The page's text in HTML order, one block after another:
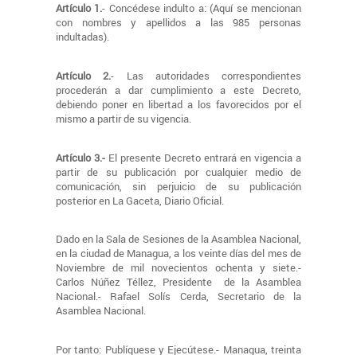
Artículo 1.- Concédese indulto a: (Aquí se mencionan
con nombres y apellidos a las 985 personas
indultadas).
Artículo 2.- Las autoridades correspondientes
procederán a dar cumplimiento a este Decreto,
debiendo poner en libertad a los favorecidos por el
mismo a partir de su vigencia.
Artículo 3.- El presente Decreto entrará en vigencia a
partir de su publicación por cualquier medio de
comunicación, sin perjuicio de su publicación
posterior en La Gaceta, Diario Oficial.
Dado en la Sala de Sesiones de la Asamblea Nacional,
en la ciudad de Managua, a los veinte días del mes de
Noviembre de mil novecientos ochenta y siete.-
Carlos Núñez Téllez, Presidente de la Asamblea
Nacional.- Rafael Solís Cerda, Secretario de la
Asamblea Nacional.
Por tanto: Publíquese y Ejecútese.- Managua, treinta